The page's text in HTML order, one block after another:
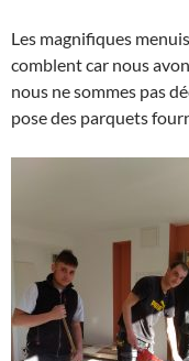
Les magnifiques
comblent car nous
nous ne sommes pas
pose des parquets